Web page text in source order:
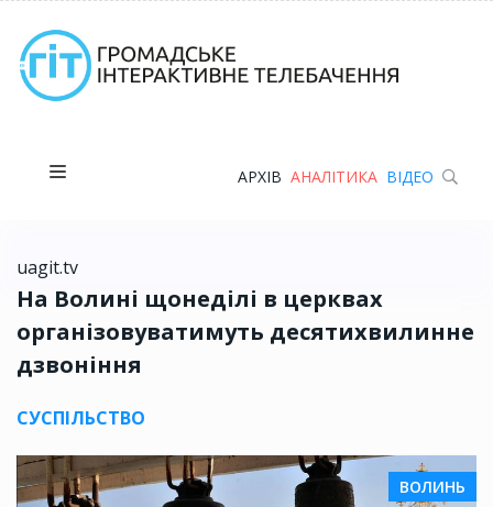
АРХІВ АНАЛІТИКА ВІДЕО
uagit.tv
На Волині щонеділі в церквах
організовуватимуть десятихвилинне
дзвоніння
СУСПІЛЬСТВО
ВОЛИНЬ